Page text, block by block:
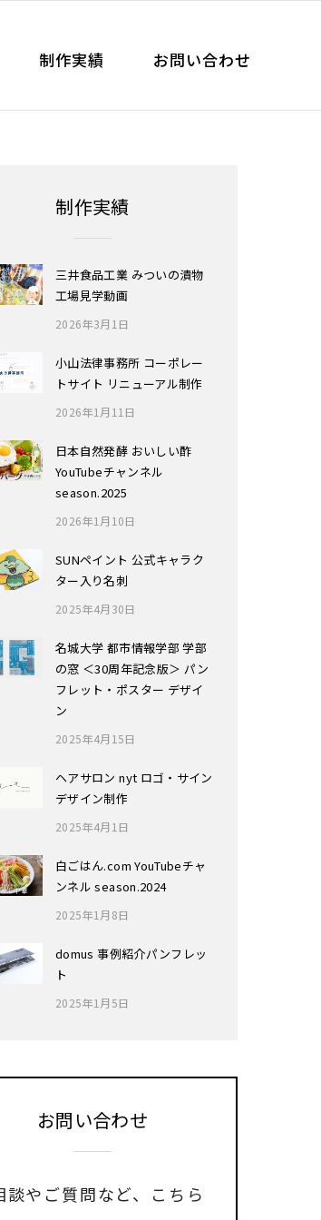
制作実績 お問い合わせ
制作実績
三井食品工業 みついの漬物
工場見学動画
2026年3月1日
小山法律事務所 コーポレー
トサイト リニューアル制作
2026年1月11日
日本自然発酵 おいしい酢
YouTubeチャンネル
season.2025
2026年1月10日
SUNペイント 公式キャラク
ター入り名刺
2025年4月30日
名城大学 都市情報学部 学部
の窓 ＜30周年記念版＞ パン
フレット・ポスター デザイ
ン
2025年4月15日
ヘアサロン nyt ロゴ・サイン
デザイン制作
2025年4月1日
白ごはん.com YouTubeチャ
ンネル season.2024
2025年1月8日
domus 事例紹介パンフレッ
ト
2025年1月5日
お問い合わせ
談やご質問など、
こちら